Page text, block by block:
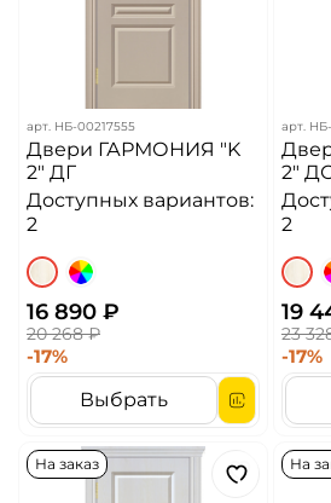
арт. НБ-00217555
Двери ГАРМОНИЯ "K
2" ДГ
Доступных вариантов:
2
16 890 ₽
20 268 ₽
-17%
Выбрать
арт.
2"
2
19
23
-17%
На заказ На